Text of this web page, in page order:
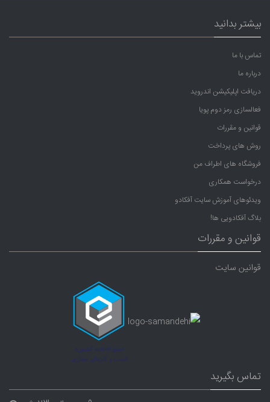
بیشتر بدانید
تماس با ما
درباره ما
دریافت اپلیکیشن اندروید
فعالسازی رمز دوم پویا
قوانین و مقررات
روش های پرداخت
فروشگاه های اطراف من
درخواست همکاری
ویدئوهای آموزش سایت آفکادو
بلاگ آفکادویی ها!
قوانین و مقررات
قوانین سایت
تماس بگیرید